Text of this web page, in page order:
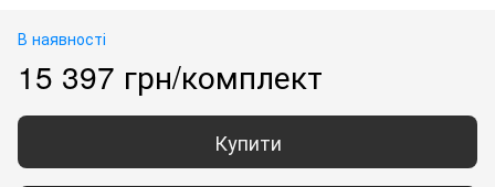
В наявності
15 397 грн/комплект
Купити